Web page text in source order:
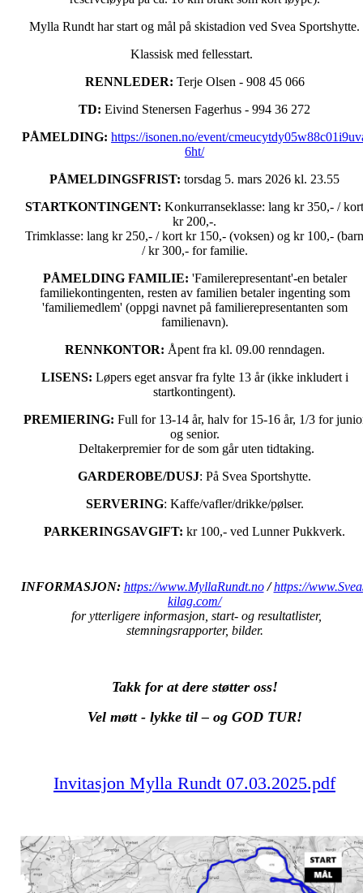
Mylla Rundt har start og mål på skistadion ved Svea Sportshytte.
Klassisk med fellesstart.
RENNLEDER: Terje Olsen - 908 45 066
TD: Eivind Stenersen Fagerhus - 994 36 272
PÅMELDING: https://isonen.no/event/
6ht/
PÅMELDINGSFRIST: torsdag 5. mars 2026 kl. 23.55
STARTKONTINGENT: Konkurranseklasse: lang kr 350,- / kort
kr 200,-.
Trimklasse: lang kr 250,- / kort kr 150,- (voksen) og kr 100,-
/ kr 300,- for familie.
PÅMELDING FAMILIE: 'Familerepresentant'-en betaler
familiekontingenten, resten av familien betaler ingenting som
'familiemedlem' (oppgi navnet på familierepresentanten som
familienavn).
RENNKONTOR: Åpent fra kl. 09.00 renndagen.
LISENS: Løpers eget ansvar fra fylte 13 år (ikke inkludert i
startkontingent).
PREMIERING: Full for 13-14 år, halv for 15-16 år, 1/3 for
og senior.
Deltakerpremier for de som går uten tidtaking.
GARDEROBE/DUSJ: På Svea Sportshytte.
SERVERING: Kaffe/vafler/drikke/pølser.
PARKERINGSAVGIFT: kr 100,- ved Lunner Pukkverk.
INFORMASJON: https://www.MyllaRundt.no /https://
kilag.com/
for ytterligere informasjon, start- og resultatlister,
stemningsrapporter, bilder.
Takk for at dere støtter oss!
Vel møtt - lykke til – og GOD TUR!
Invitasjon Mylla Rundt 07.03.2025.pdf